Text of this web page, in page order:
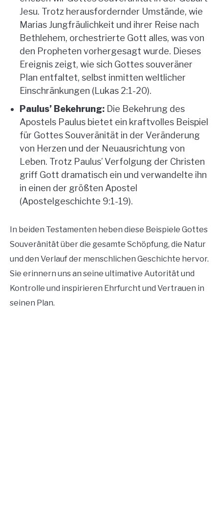
Jesu. Trotz herausfordernder Umstände, wie
Marias Jungfräulichkeit und ihrer Reise nach
Bethlehem, orchestrierte Gott alles, was von
den Propheten vorhergesagt wurde. Dieses
Ereignis zeigt, wie sich Gottes souveräner
Plan entfaltet, selbst inmitten weltlicher
Einschränkungen (Lukas 2:1-20).
Paulus’ Bekehrung: Die Bekehrung des
Apostels Paulus bietet ein kraftvolles Beispiel
für Gottes Souveränität in der Veränderung
von Herzen und der Neuausrichtung von
Leben. Trotz Paulus’ Verfolgung der Christen
griff Gott dramatisch ein und verwandelte ihn
in einen der größten Apostel
(Apostelgeschichte 9:1-19).
In beiden Testamenten heben diese Beispiele Gottes
Souveränität über die gesamte Schöpfung, die Natur
und den Verlauf der menschlichen Geschichte hervor.
Sie erinnern uns an seine ultimative Autorität und
Kontrolle und inspirieren Ehrfurcht und Vertrauen in
seinen Plan.